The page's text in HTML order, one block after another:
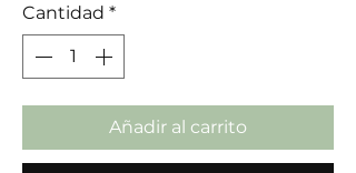
Cantidad *
Añadir al carrito